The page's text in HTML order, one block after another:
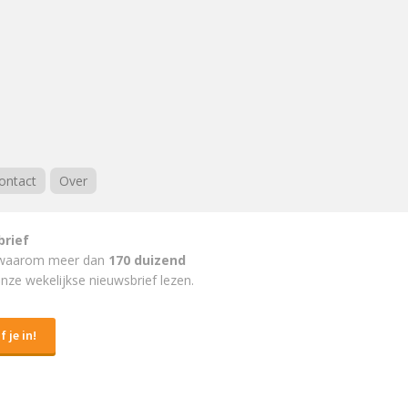
Over
meer dan 170 duizend
wekelijkse nieuwsbrief lezen.
je in!